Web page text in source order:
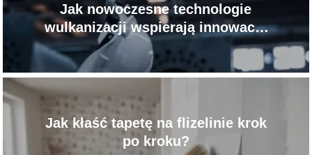
Jak nowoczesne technologie
wulkanizacji wspierają innowacje
przemysłowe?
Jak kłaść tapetę na flizelinie krok
po kroku?